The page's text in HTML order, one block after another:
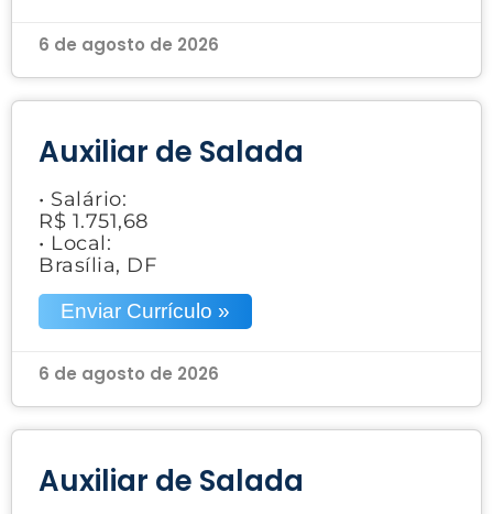
6 de agosto de 2026
Auxiliar de Salada
• Salário:
R$ 1.751,68
• Local:
Brasília, DF
Enviar Currículo »
6 de agosto de 2026
Auxiliar de Salada